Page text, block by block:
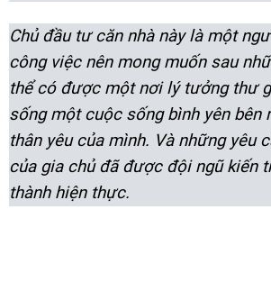
Chủ đầu tư căn nhà này là một
công việc nên mong muốn sau
thể có được một nơi lý tưởng thư
sống một cuộc sống bình yên bên
thân yêu của mình. Và những yêu
của gia chủ đã được đội ngũ kiến
thành hiện thực.